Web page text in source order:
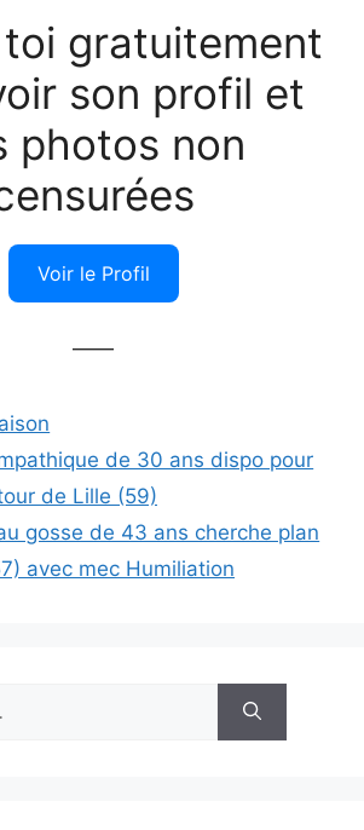
gratuitement
son profil et
photos non
Voir le Profil
——
de 30 ans dispo pour
de Lille (59)
gosse de 43 ans cherche plan
avec mec Humiliation